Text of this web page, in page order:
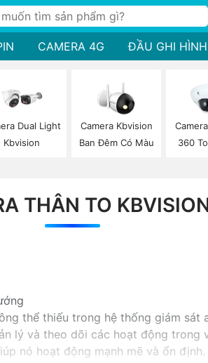
CAMERA 4G ĐẦU GHI HÌNH
Dual Light
Kbvision
Camera Kbvision
Ban Đêm Có Màu
360
THÂN TO
thể thiếu trong hệ thống giám sát
lý và theo dõi các hoạt động trong
nó hoạt động mạnh mẽ và ổn